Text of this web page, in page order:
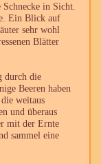
in Sicht.
Ein Blick auf
sehr wohl
Blätter
durch die
Beeren haben
weitaus
und überaus
mit der Ernte
sammel eine